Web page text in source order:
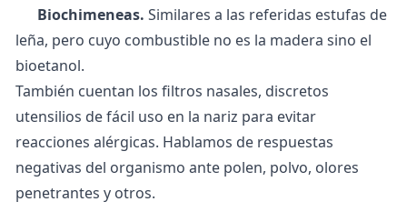
Biochimeneas. Similares a las referidas estufas de
leña, pero cuyo combustible no es la madera sino el
bioetanol.
También cuentan los filtros nasales, discretos
utensilios de fácil uso en la nariz para evitar
reacciones alérgicas. Hablamos de respuestas
negativas del organismo ante polen, polvo, olores
penetrantes y otros.